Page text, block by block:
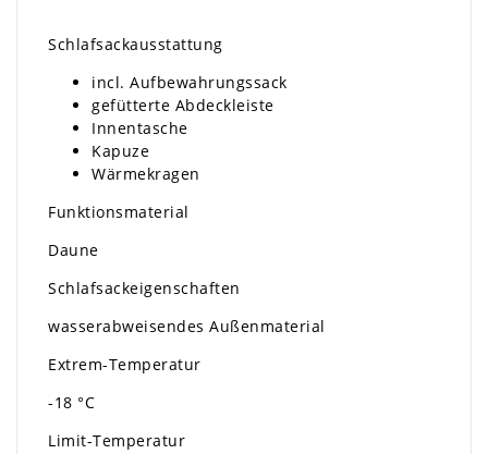
Schlafsackausstattung
incl. Aufbewahrungssack
gefütterte Abdeckleiste
Innentasche
Kapuze
Wärmekragen
Funktionsmaterial
Daune
Schlafsackeigenschaften
wasserabweisendes Außenmaterial
Extrem-Temperatur
-18 °C
Limit-Temperatur